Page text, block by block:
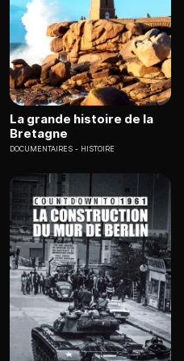
La grande histoire de la
Bretagne
DOCUMENTAIRES HISTOIRE